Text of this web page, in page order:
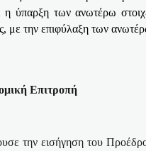
η ύπαρξη των ανωτέρω
με την επιφύλαξη των
Επιτροπή
την εισήγηση του